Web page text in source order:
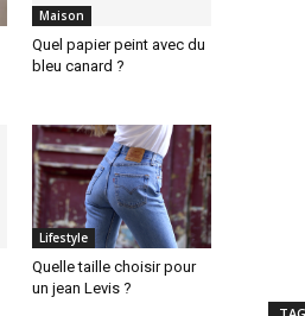
Maison
Quel papier peint avec du
bleu canard ?
Lifestyle
Quelle taille choisir pour
un jean Levis ?